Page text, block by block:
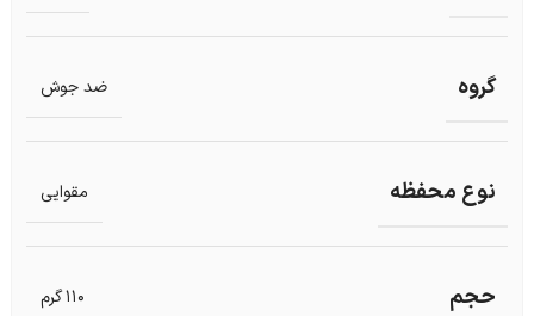
گروه ضد جوش
نوع محفظه مقوایی
حجم 110 گرم